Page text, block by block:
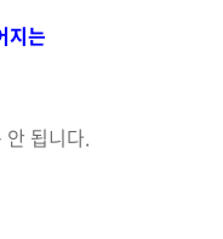
지는
됩니다.